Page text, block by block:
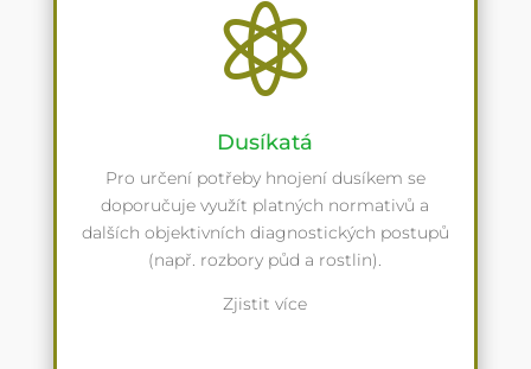

Dusíkatá
Pro určení potřeby hnojení dusíkem se
doporučuje využít platných normativů a
dalších objektivních diagnostických postupů
(např. rozbory půd a rostlin).
Zjistit více